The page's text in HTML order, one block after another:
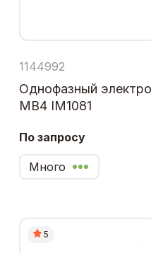
1144992
Однофазный
МВ4 IM1081
По запросу
Много
5